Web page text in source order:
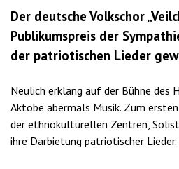
Der deutsche Volkschor
Publikumspreis der
der patriotischen Lieder
Neulich erklang auf der Bühne des
Aktobe abermals Musik. Zum
der ethnokulturellen Zentren,
ihre Darbietung patriotischer Lieder.